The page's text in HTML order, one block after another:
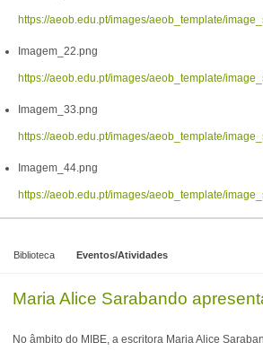
https://aeob.edu.pt/images/aeob_template/
Imagem_22.png
https://aeob.edu.pt/images/aeob_template/
Imagem_33.png
https://aeob.edu.pt/images/aeob_template/
Imagem_44.png
https://aeob.edu.pt/images/aeob_template/
Biblioteca Eventos/Atividades
Maria Alice Sarabando
No âmbito do MIBE, a escritora Maria Alice